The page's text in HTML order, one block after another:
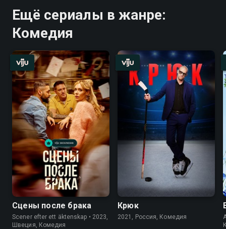
Ещё сериалы в жанре:
Комедия
Сцены после брака
Scener efter ett äktenskap • 2023,
Швеция, Комедия
Крюк
2021, Россия, Комедия